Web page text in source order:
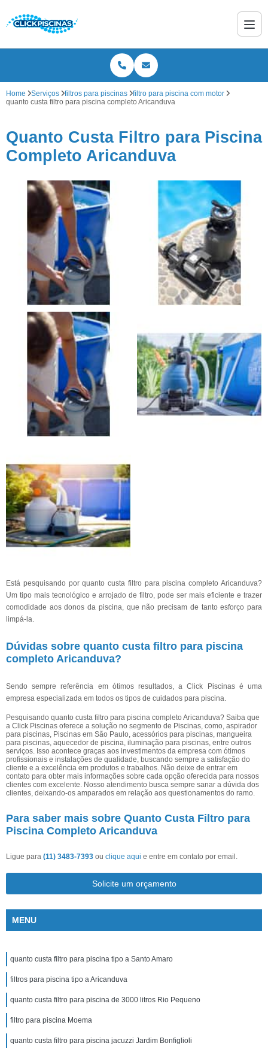
Home Serviços filtros para piscinas
filtro para piscina com motor
quanto custa filtro para piscina completo Aricanduva
Quanto Custa Filtro para Piscina
Completo Aricanduva
Está pesquisando por quanto custa filtro para piscina completo Aricanduva?
Um tipo mais tecnológico e arrojado de filtro, pode ser mais eficiente e trazer
comodidade aos donos da piscina, que não precisam de tanto esforço para
limpá-la.
Dúvidas sobre quanto custa filtro para piscina
completo Aricanduva?
Sendo sempre referência em ótimos resultados, a Click Piscinas é uma
empresa especializada em todos os tipos de cuidados para piscina.
Pesquisando quanto custa filtro para piscina completo Aricanduva? Saiba que
a Click Piscinas oferece a solução no segmento de Piscinas, como, aspirador
para piscinas, Piscinas em São Paulo, acessórios para piscinas, mangueira
para piscinas, aquecedor de piscina, iluminação para piscinas, entre outros
serviços. Isso acontece graças aos investimentos da empresa com ótimos
profissionais e instalações de qualidade, buscando sempre a satisfação do
cliente e a excelência em produtos e trabalhos. Não deixe de entrar em
contato para obter mais informações sobre cada opção oferecida para nossos
clientes com excelente. Nosso atendimento busca sempre sanar a dúvida dos
clientes, deixando-os amparados em relação aos questionamentos do ramo.
Para saber mais sobre Quanto Custa Filtro para
Piscina Completo Aricanduva
Ligue para (11) 3483-7393 ou clique aqui e entre em contato por email.
Solicite um orçamento
MENU
quanto custa filtro para piscina tipo a Santo Amaro
filtros para piscina tipo a Aricanduva
quanto custa filtro para piscina de 3000 litros Rio Pequeno
filtro para piscina Moema
quanto custa filtro para piscina jacuzzi Jardim Bonfiglioli